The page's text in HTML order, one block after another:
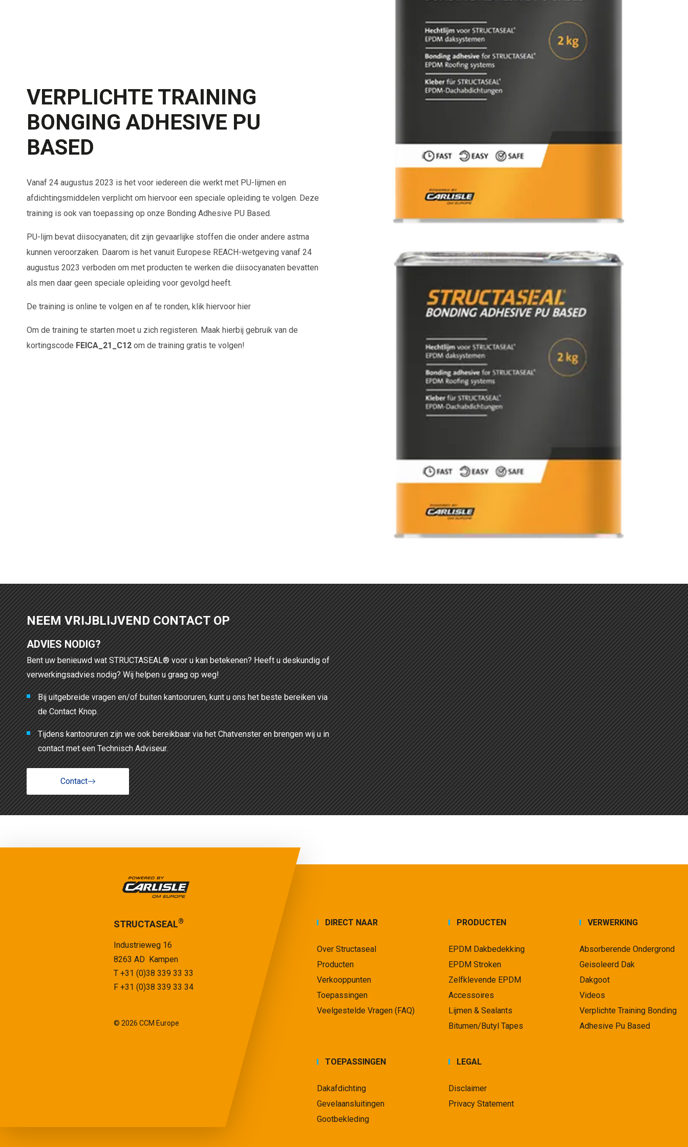
VERPLICHTE TRAINING
BONGING ADHESIVE PU
BASED
Vanaf 24 augustus 2023 is het voor iedereen die werkt met PU-lijmen en
afdichtingsmiddelen verplicht om hiervoor een speciale opleiding te volgen. Deze
training is ook van toepassing op onze Bonding Adhesive PU Based.
PU-lijm bevat diisocyanaten; dit zijn gevaarlijke stoffen die onder andere astma
kunnen veroorzaken. Daarom is het vanuit Europese REACH-wetgeving vanaf 24
augustus 2023 verboden om met producten te werken die diisocyanaten bevatten
als men daar geen speciale opleiding voor gevolgd heeft.
De training is online te volgen en af te ronden, klik hiervoor hier
Om de training te starten moet u zich registeren. Maak hierbij gebruik van de
kortingscode FEICA_21_C12 om de training gratis te volgen!
NEEM VRIJBLIJVEND CONTACT OP
ADVIES NODIG?
Bent uw benieuwd wat STRUCTASEAL® voor u kan betekenen? Heeft u deskundig of
verwerkingsadvies nodig? Wij helpen u graag op weg!
Bij uitgebreide vragen en/of buiten kantooruren, kunt u ons het beste bereiken via
de Contact Knop.
Tijdens kantooruren zijn we ook bereikbaar via het Chatvenster en brengen wij u in
contact met een Technisch Adviseur.
Contact
STRUCTASEAL®
Industrieweg 16
8263 AD Kampen
T+31 (0)38 339 33 33
F +31 (0)38 339 33 34
© 2026 CCM Europe
DIRECT NAAR
Over Structaseal
Producten
Verkooppunten
Toepassingen
Veelgestelde Vragen (FAQ)
PRODUCTEN
EPDM Dakbedekking
EPDM Stroken
Zelfklevende EPDM
Accessoires
Lijmen & Sealants
Bitumen/Butyl Tapes
VERWERKING
Absorberende Ondergrond
Geisoleerd Dak
Dakgoot
Videos
Verplichte Training Bonding
Adhesive Pu Based
TOEPASSINGEN
Dakafdichting
Gevelaansluitingen
Gootbekleding
LEGAL
Disclaimer
Privacy Statement